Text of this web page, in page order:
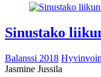
Sinustako
Balanssi 2018
Jasmine Jussila